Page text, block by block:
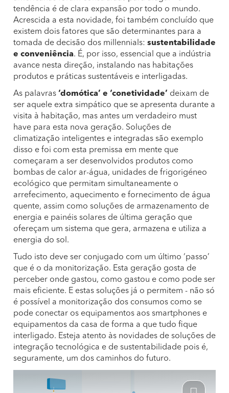
tendência é de clara expansão por todo o mundo.
Acrescida a esta novidade, foi também concluído que
existem dois fatores que são determinantes para a
tomada de decisão dos millennials: sustentabilidade
e conveniência. É, por isso, essencial que a indústria
avance nesta direção, instalando nas habitações
produtos e práticas sustentáveis e interligadas.
As palavras ‘domótica’ e ‘conetividade’ deixam de
ser aquele extra simpático que se apresenta durante a
visita à habitação, mas antes um verdadeiro must
have para esta nova geração. Soluções de
climatização inteligentes e integradas são exemplo
disso e foi com esta premissa em mente que
começaram a ser desenvolvidos produtos como
bombas de calor ar-água, unidades de frigorigéneo
ecológico que permitam simultaneamente o
arrefecimento, aquecimento e fornecimento de água
quente, assim como soluções de armazenamento de
energia e painéis solares de última geração que
ofereçam um sistema que gera, armazena e utiliza a
energia do sol.
Tudo isto deve ser conjugado com um último ‘passo’
que é o da monitorização. Esta geração gosta de
perceber onde gastou, como gastou e como pode ser
mais eficiente. E estas soluções já o permitem - não só
é possível a monitorização dos consumos como se
pode conectar os equipamentos aos smartphones e
equipamentos da casa de forma a que tudo fique
interligado. Esteja atento às novidades de soluções de
integração tecnológica e de sustentabilidade pois é,
seguramente, um dos caminhos do futuro.